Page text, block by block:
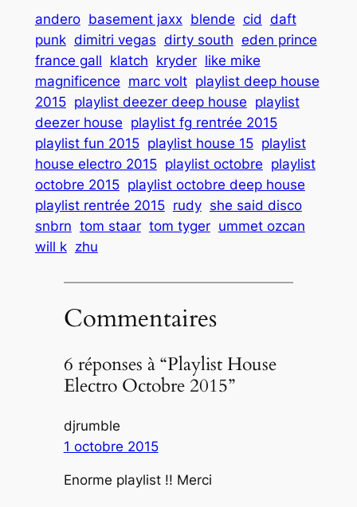
andero basement jaxx blende cid daft
punk dimitri vegas dirty south eden prince
france gall klatch kryder like mike
magnificence marc volt playlist deep house
2015 playlist deezer deep house playlist
deezer house playlist fg rentrée 2015
playlist fun 2015 playlist house 15 playlist
house electro 2015 playlist octobre playlist
octobre 2015 playlist octobre deep house
playlist rentrée 2015 rudy she said disco
snbrn tom staar tom tyger ummet ozcan
will k zhu
Commentaires
6 réponses à “Playlist House
Electro Octobre 2015”
djrumble
1 octobre 2015
Enorme playlist !! Merci